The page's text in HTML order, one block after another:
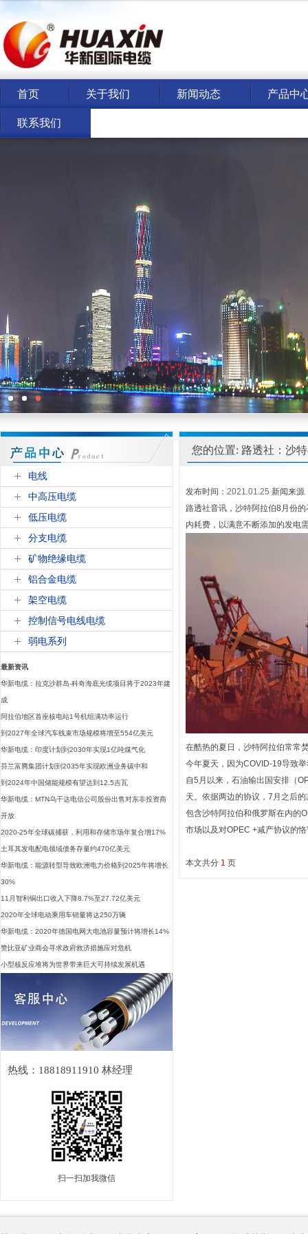
首页 关于我们 新闻动态 产品中
联系我们
电线
中高压电缆
低压电缆
分支电缆
矿物绝缘电缆
铝合金电缆
架空电缆
控制信号电线电缆
弱电系列
最新资讯
华新电缆：拉克沙群岛-科奇海底光缆项目将于2023年建
成
阿拉伯地区首座核电站1号机组满功率运行
到2027年全球汽车线束市场规模将增至554亿美元
华新电缆：印度计划到2030年实现1亿吨煤气化
芬兰富腾集团计划到2035年实现欧洲业务碳中和
到2024年中国储能规模有望达到12.5吉瓦
华新电缆：MTN乌干达电信公司股份出售对东非投资商
开放
2020-25年全球碳捕获，利用和存储市场年复合增17%
土耳其发电配电领域债务存量约470亿美元
华新电缆：能源转型导致欧洲电力价格到2025年将增长
30%
11月智利铜出口收入下降8.7%至27.72亿美元
2020年全球电动乘用车销量将达250万辆
华新电缆：2020年德国电网大电池容量预计将增长14%
赞比亚矿业商会寻求政府救济措施应对危机
小型核反应堆将为世界带来巨大可持续发展机遇
热线：18818911910 林经理
扫一扫加我微信
您的位置: 路透社：沙
发布时间： 2021.01.25 新闻来源
路透社音讯，沙特阿拉伯8月份
内耗费，以满意不断添加的发电
在酷热的夏日，沙特阿拉伯常常
今年夏天，因为COVID-19导致
自5月以来，石油输出国安排（
天。依据两边的协议，7月之后
包含沙特阿拉伯和俄罗斯在内的
市场以及对OPEC +减产协议的
本文共分 1 页